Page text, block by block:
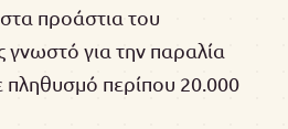
στα προάστια του
για την παραλία
περίπου 20.000